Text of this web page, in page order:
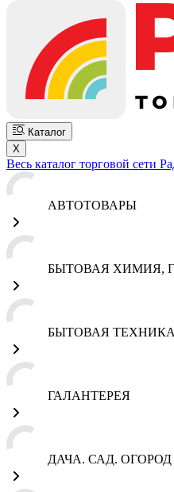
Каталог
X
Весь каталог торговой сети
АВТОТОВАРЫ
БЫТОВАЯ ХИМИЯ,
БЫТОВАЯ ТЕХНИКА
ГАЛАНТЕРЕЯ
ДАЧА. САД. ОГОРОД